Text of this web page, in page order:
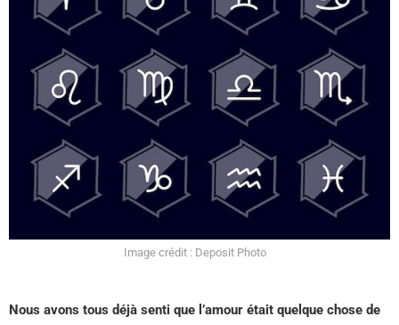
Image crédit : Deposit Photo
Nous avons tous déjà senti que l’amour était quelque chose de